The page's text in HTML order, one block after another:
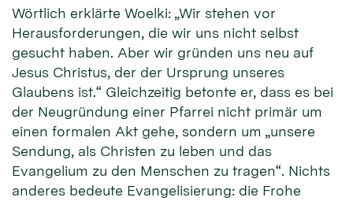
Wörtlich erklärte Woelki: „Wir stehen vor
Herausforderungen, die wir uns nicht selbst
gesucht haben. Aber wir gründen uns neu auf
Jesus Christus, der der Ursprung unseres
Glaubens ist.“ Gleichzeitig betonte er, dass es bei
der Neugründung einer Pfarrei nicht primär um
einen formalen Akt gehe, sondern um „unsere
Sendung, als Christen zu leben und das
Evangelium zu den Menschen zu tragen“. Nichts
anderes bedeute Evangelisierung: die Frohe